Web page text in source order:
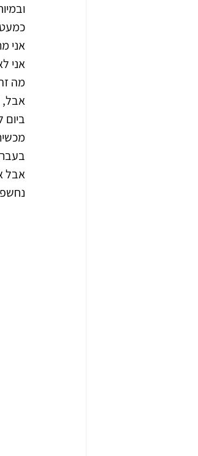
אני
אני
מה
אבל,
אבל